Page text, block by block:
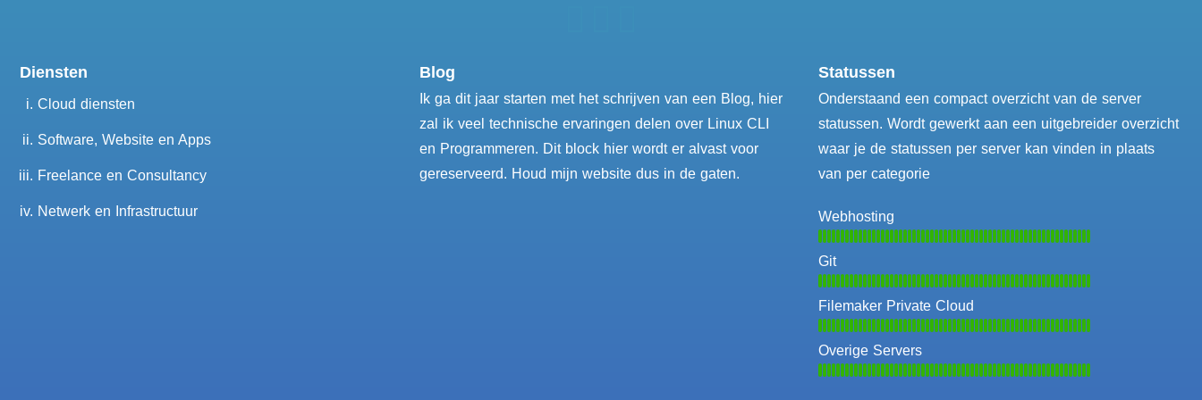
Diensten
Cloud diensten
Software, Website en Apps
Freelance en Consultancy
Netwerk en Infrastructuur
Blog
Ik ga dit jaar starten met het schrijven van een Blog, hier
zal ik veel technische ervaringen delen over Linux CLI
en Programmeren. Dit block hier wordt er alvast voor
gereserveerd. Houd mijn website dus in de gaten.
Statussen
Onderstaand een compact overzicht van de server
statussen. Wordt gewerkt aan een uitgebreider overzicht
waar je de statussen per server kan vinden in plaats
van per categorie
Webhosting
Git
Filemaker Private Cloud
Overige Servers